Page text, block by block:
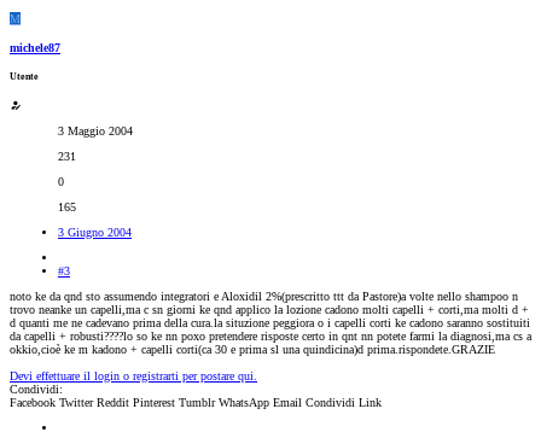
M
michele87
Utente
3 Maggio 2004
231
0
165
3 Giugno 2004
#3
noto ke da qnd sto assumendo integratori e Aloxidil 2%(prescritto ttt da Pastore)a volte nello shampoo n
trovo neanke un capelli,ma c sn giorni ke qnd applico la lozione cadono molti capelli + corti,ma molti d +
d quanti me ne cadevano prima della cura.la situzione peggiora o i capelli corti ke cadono saranno sostituiti
da capelli + robusti????lo so ke nn poxo pretendere risposte certo in qnt nn potete farmi la diagnosi,ma cs a
okkio,cioè ke m kadono + capelli corti(ca 30 e prima sl una quindicina)d prima.rispondete.GRAZIE
Devi effettuare il login o registrarti per postare qui.
Condividi:
Facebook Twitter Reddit Pinterest Tumblr WhatsApp Email Condividi Link